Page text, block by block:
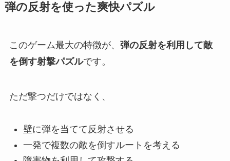
弾の反射を使った爽快パズル
このゲーム最大の特徴が、 弾の反射を利用して敵
を倒す射撃パズルです。
ただ撃つだけではなく、
壁に弾を当てて反射させる
一発で複数の敵を倒すルートを考える